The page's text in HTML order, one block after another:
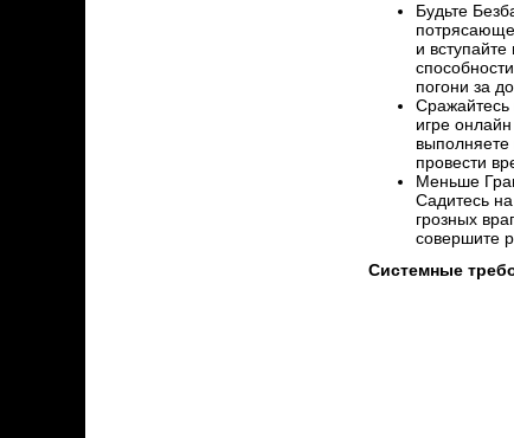
Будьте
и
погони за
Сражайтесь
игре
выполняете
провести
Меньше
Садитесь
грозных
совершите
Системные